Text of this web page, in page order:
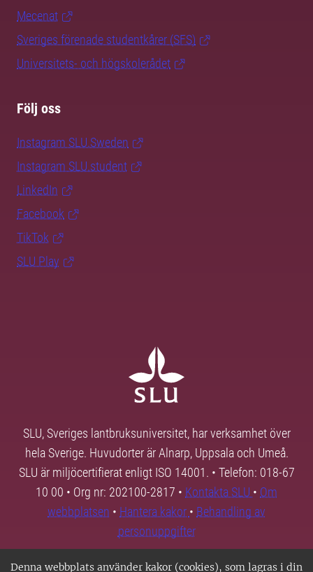
Denna webbplats använder kakor (cookies), som lagras i din
Mecenat
Sveriges förenade studentkårer (SFS)
Universitets- och högskolerådet
Följ oss
Instagram SLU.Sweden
Instagram SLU.student
LinkedIn
Facebook
TikTok
SLU Play
SLU, Sveriges lantbruksuniversitet, har verksamhet över
hela Sverige. Huvudorter är Alnarp, Uppsala och Umeå.
SLU är miljöcertifierat enligt ISO 14001. • Telefon: 018-67
10 00 • Org nr: 202100-2817 • Kontakta SLU • Om
webbplatsen • Hantera kakor • Behandling av
personuppgifter